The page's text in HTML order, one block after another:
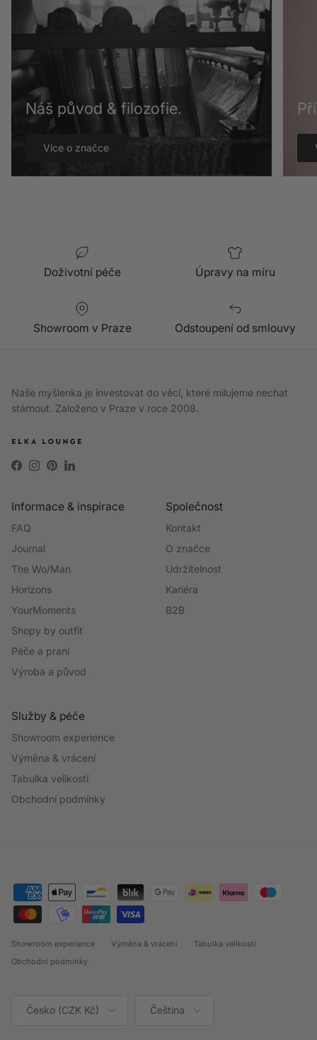
Náš původ & filozofie.
Více o značce
Doživotní péče Úpravy na míru
Showroom v Praze Odstoupení od smlouvy
Naše myšlenka je investovat do věcí, které milujeme nechat
stárnout. Založeno v Praze v roce 2008.
Facebook
Instagram
PinterestLinkedIn
Informace & inspirace
FAQ
Journal
The Wo/Man
Horizons
YourMoments
Shopy by outfit
Péče a praní
Výroba a původ
Společnost
Kontakt
O značce
Udržitelnost
Kariéra
B2B
Služby & péče
Showroom experience
Výměna & vrácení
Tabulka velikostí
Obchodní podmínky
Showroom experience Výměna & vrácení
Tabulka velikostí
Obchodní podmínky
Česko (CZK Kč) Čeština